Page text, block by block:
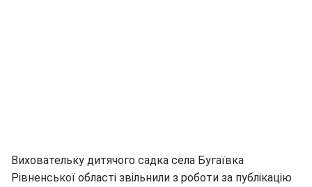
Виховательку дитячого садка села Бугаївка
Рівненської області звільнили з роботи за публікацію